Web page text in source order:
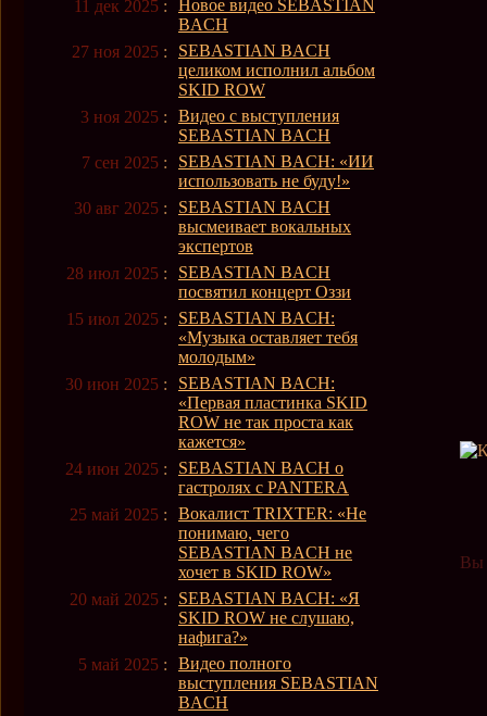
11 дек 2025 :
Новое видео SEBASTIAN
BACH
27 ноя 2025 :
SEBASTIAN BACH
целиком исполнил альбом
SKID ROW
3 ноя 2025 :
Видео с выступления
SEBASTIAN BACH
7 сен 2025 :
SEBASTIAN BACH: «ИИ
использовать не буду!»
30 авг 2025 :
SEBASTIAN BACH
высмеивает вокальных
экспертов
28 июл 2025 :
SEBASTIAN BACH
посвятил концерт Оззи
15 июл 2025 :
SEBASTIAN BACH:
«Музыка оставляет тебя
молодым»
30 июн 2025 :
SEBASTIAN BACH:
«Первая пластинка SKID
ROW не так проста как
кажется»
24 июн 2025 :
SEBASTIAN BACH о
гастролях с PANTERA
25 май 2025 :
Вокалист TRIXTER: «Не
понимаю, чего
SEBASTIAN BACH не
хочет в SKID ROW»
20 май 2025 :
SEBASTIAN BACH: «Я
SKID ROW не слушаю,
нафига?»
5 май 2025 :
Видео полного
выступления SEBASTIAN
BACH
Вы